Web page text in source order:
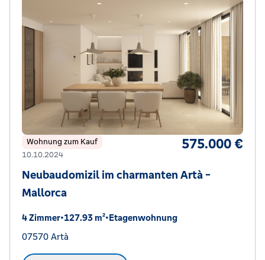
Wohnung zum Kauf
10.10.2024
575.000 €
Neubaudomizil im charmanten Artà -
Mallorca
4 Zimmer•127.93 m²•Etagenwohnung
07570 Artà